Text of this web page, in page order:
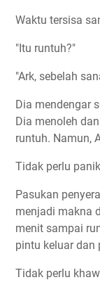
Waktu tersisa
"Itu runtuh?"
"Ark, sebelah
Dia mendengar
Dia menoleh
runtuh. Namun,
Tidak perlu
Pasukan
menjadi makna
menit sampai
pintu keluar dan
Tidak perlu